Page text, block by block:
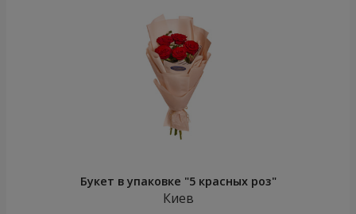
Букет в упаковке "5 красных роз"
Киев